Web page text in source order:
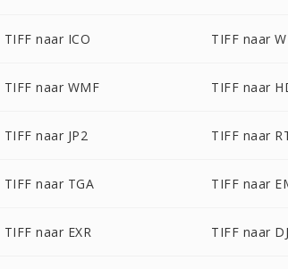
TIFF naar ICO TIFF naar
TIFF naar WMF TIFF naar
TIFF naar JP2 TIFF naar
TIFF naar TGA TIFF naar
TIFF naar EXR TIFF naar